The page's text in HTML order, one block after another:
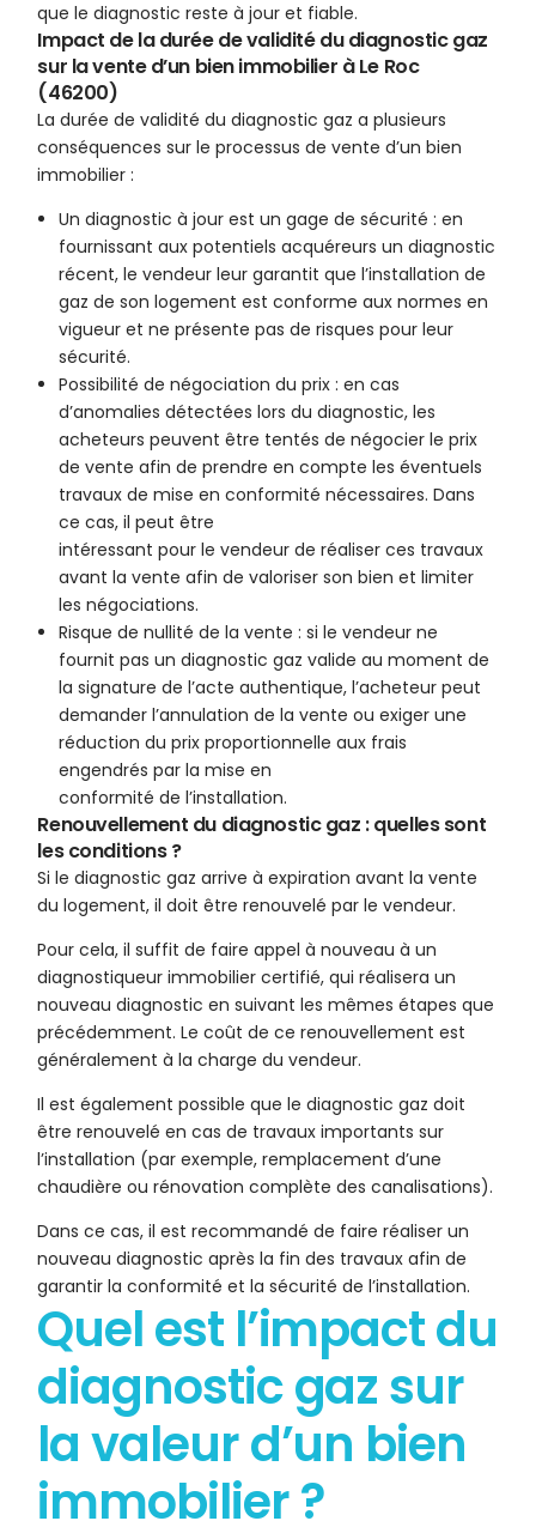
que le diagnostic reste à jour et fiable.
Impact de la durée de validité du diagnostic gaz
sur la vente d’un bien immobilier à Le Roc
(46200)
La durée de validité du diagnostic gaz a plusieurs
conséquences sur le processus de vente d’un bien
immobilier :
Un diagnostic à jour est un gage de sécurité : en
fournissant aux potentiels acquéreurs un diagnostic
récent, le vendeur leur garantit que l’installation de
gaz de son logement est conforme aux normes en
vigueur et ne présente pas de risques pour leur
sécurité.
Possibilité de négociation du prix : en cas
d’anomalies détectées lors du diagnostic, les
acheteurs peuvent être tentés de négocier le prix
de vente afin de prendre en compte les éventuels
travaux de mise en conformité nécessaires. Dans
ce cas, il peut être
intéressant pour le vendeur de réaliser ces travaux
avant la vente afin de valoriser son bien et limiter
les négociations.
Risque de nullité de la vente : si le vendeur ne
fournit pas un diagnostic gaz valide au moment de
la signature de l’acte authentique, l’acheteur peut
demander l’annulation de la vente ou exiger une
réduction du prix proportionnelle aux frais
engendrés par la mise en
conformité de l’installation.
Renouvellement du diagnostic gaz : quelles sont
les conditions ?
Si le diagnostic gaz arrive à expiration avant la vente
du logement, il doit être renouvelé par le vendeur.
Pour cela, il suffit de faire appel à nouveau à un
diagnostiqueur immobilier certifié, qui réalisera un
nouveau diagnostic en suivant les mêmes étapes que
précédemment. Le coût de ce renouvellement est
généralement à la charge du vendeur.
Il est également possible que le diagnostic gaz doit
être renouvelé en cas de travaux importants sur
l’installation (par exemple, remplacement d’une
chaudière ou rénovation complète des canalisations).
Dans ce cas, il est recommandé de faire réaliser un
nouveau diagnostic après la fin des travaux afin de
garantir la conformité et la sécurité de l’installation.
Quel est l’impact du
diagnostic gaz sur
la valeur d’un bien
immobilier ?